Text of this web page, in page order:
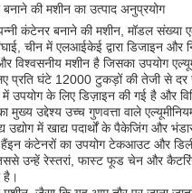
बनाने की मशीन का उत्पाद अनुप्रयोग
कंटेनर बनाने की मशीन, मॉडल संख्या
चीन में एलआईकेई द्वारा डिजाइन और
मशीन है जिसका उपयोग
प्रति घंटे 12000 टुकड़ों की तेजी से दर
में उपयोग के लिए डिज़ाइन की गई है और
उद्देश्य उच्च गुणवत्ता वाले
उद्योग में खाद्य पदार्थों के पैकेजिंग और
कंटेनरों का उपयोग टेकआउट और
उन्हें रेस्तरां, फास्ट फूड चेन और
है।